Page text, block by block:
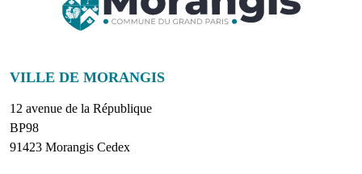
VILLE DE MORANGIS
12 avenue de la République
BP98
91423 Morangis Cedex